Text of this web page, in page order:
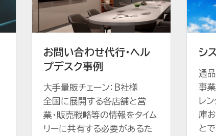
お問い合わせ代行・ヘル
プデスク事例
大手量販チェーン：B社様
全国に展開する各店舗と営
業・販売戦略等の情報をタイム
リーに共有する必要があるた
シ
通
事
レ
庫
と